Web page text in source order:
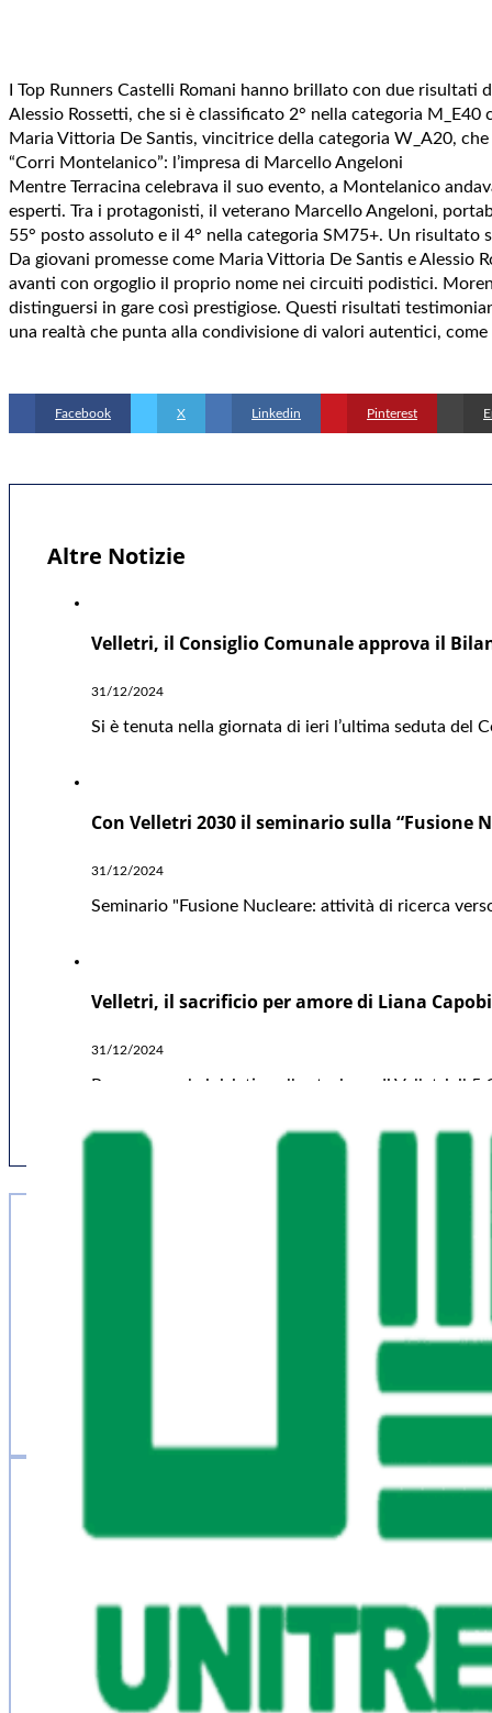
Altre Notizie
Velletri, il Consiglio Comunale approva il
31/12/2024
Si è tenuta nella giornata di ieri l’ultima seduta del
Con Velletri 2030 il seminario sulla “Fusione
31/12/2024
Seminario "Fusione Nucleare: attività di ricerca
Velletri, il sacrificio per amore di Liana
31/12/2024
Proseguono le iniziative alla stazione di Velletri, il
I Top Runners Castelli Romani hanno brillato con due risultati
Alessio Rossetti, che si è classificato 2° nella categoria
Maria Vittoria De Santis, vincitrice della categoria W_A20,
“Corri Montelanico”: l’impresa di Marcello Angeloni
Mentre Terracina celebrava il suo evento, a Montelanico
esperti. Tra i protagonisti, il veterano Marcello Angeloni,
55° posto assoluto e il 4° nella categoria SM75+. Un
Da giovani promesse come Maria Vittoria De Santis e
avanti con orgoglio il proprio nome nei circuiti podistici.
distinguersi in gare così prestigiose. Questi risultati
una realtà che punta alla condivisione di valori autentici,
Facebook X Linkedin Pinterest